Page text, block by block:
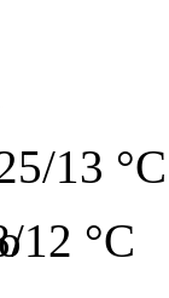
13 °C
12 °C